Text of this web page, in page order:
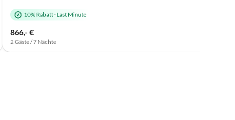
10% Rabatt· Last Minute
866,- €
2 Gäste / 7 Nächte